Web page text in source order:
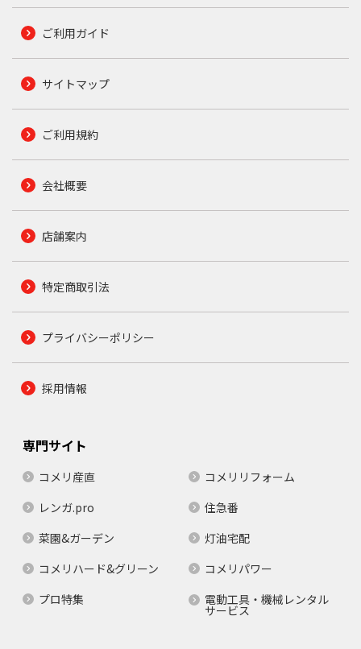
ご利用ガイド
サイトマップ
ご利用規約
会社概要
店舗案内
特定商取引法
プライバシーポリシー
採用情報
専門サイト
コメリ産直
コメリリフォーム
レンガ.pro
住急番
菜園&ガーデン
灯油宅配
コメリハード&グリーン
コメリパワー
プロ特集
電動工具・機械レンタル
サービス